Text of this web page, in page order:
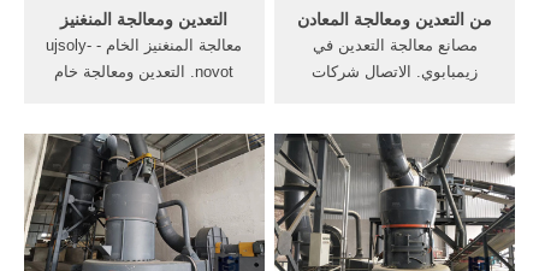
العالمأجزاء آلات ...
التعدين ومعالجة المنغنيز
معالجة المنغنيز الخام - ujsoly-
novot. التعدين ومعالجة خام
الغسيل . مصنع لتجهيز المنغنيز;
نهر معالجة . دردشة مجانية
من التعدين ومعالجة المعادن
مصانع معالجة التعدين في
زيمبابوي. الاتصال شركات
Price >>الغش الاستثمار في
التعدين على نطاق صغير في
زيمبابوي, وقد تأثرت أسعار
الماس الخام بشكل تاريخي من
قبل شركات التعدين .